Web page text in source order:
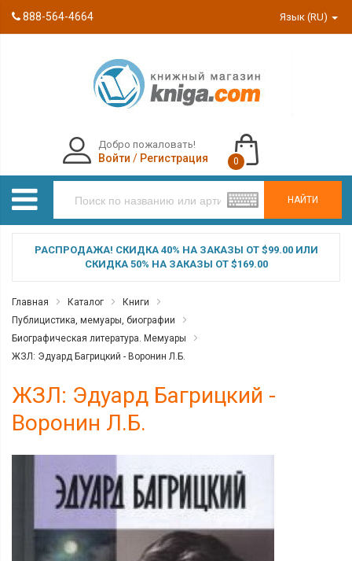
888-564-4664 Язык (RU)
НАЙТИ
Добро пожаловать!
Войти / Регистрация 0
РАСПРОДАЖА! СКИДКА 40% НА ЗАКАЗЫ ОТ $99.00 ИЛИ
СКИДКА 50% НА ЗАКАЗЫ ОТ $169.00
Главная Каталог
Книги
Публицистика, мемуары, биографии
Биографическая литература. Мемуары
ЖЗЛ: Эдуард Багрицкий - Воронин Л.Б.
ЖЗЛ: Эдуард Багрицкий -
Воронин Л.Б.